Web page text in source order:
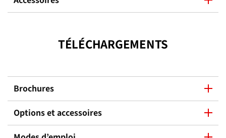
TÉLÉCHARGEMENTS
Brochures
Options et accessoires